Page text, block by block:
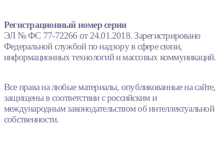
Регистрационный номер серии
ЭЛ № ФС 77-72266 от 24.01.2018. Зарегистрировано
Федеральной службой по надзору в сфере связи,
информационных технологий и массовых коммуникаций.
Все права на любые материалы, опубликованные на сайте,
защищены в соответствии с российским и
международным законодательством об интеллектуальной
собственности.